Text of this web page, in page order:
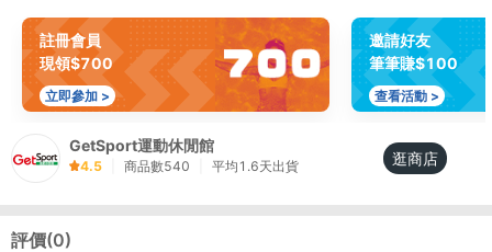
註冊會員
現領$700
立即參加 >
邀請好友
筆筆賺$100
查看活動 >
GetSport運動休閒館
4.5 商品數540 平均 1.6天出貨 逛商店
評價(0)